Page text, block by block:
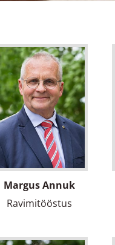
Margus Annuk
Ravimitööstus